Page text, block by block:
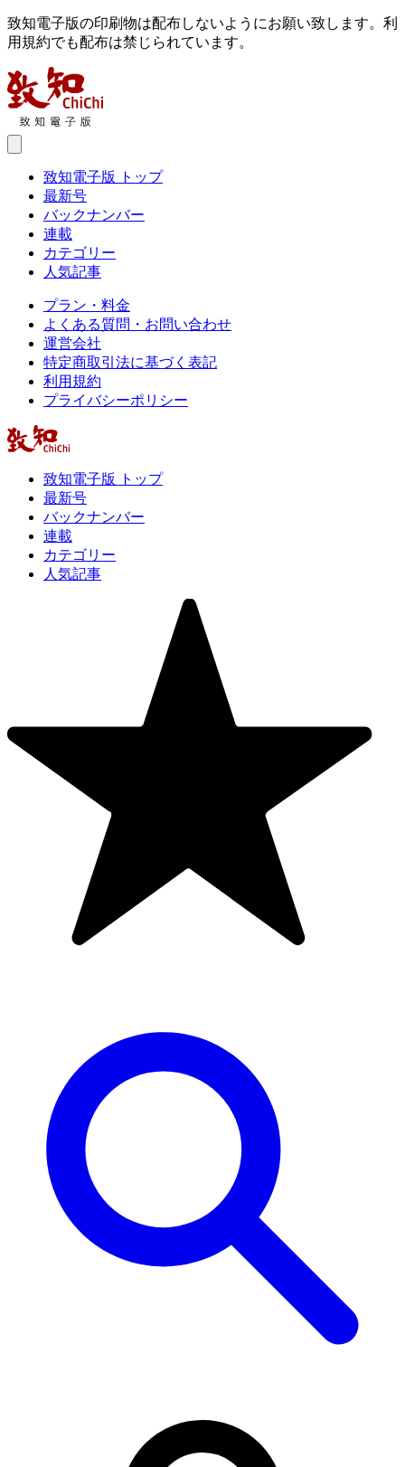
致知電子版の印刷物は配布しないようにお願い致します。利
用規約でも配布は禁じられています。
致知電子版 トップ
最新号
バックナンバー
連載
カテゴリー
人気記事
プラン・料金
よくある質問・お問い合わせ
運営会社
特定商取引法に基づく表記
利用規約
プライバシーポリシー
致知電子版 トップ
最新号
バックナンバー
連載
カテゴリー
人気記事